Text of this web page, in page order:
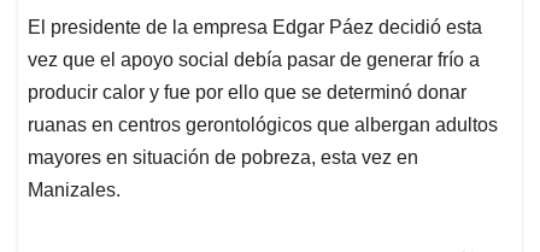
El presidente de la empresa Edgar Páez decidió esta
vez que el apoyo social debía pasar de generar frío a
producir calor y fue por ello que se determinó donar
ruanas en centros gerontológicos que albergan adultos
mayores en situación de pobreza, esta vez en
Manizales.